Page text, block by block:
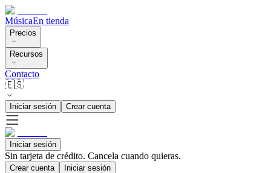
MúsicaEn tienda
Precios
Recursos
Contacto
🇪🇸
Iniciar sesión Crear cuenta
Iniciar sesión
Sin tarjeta de crédito. Cancela cuando quieras.
Crear cuenta Iniciar sesión